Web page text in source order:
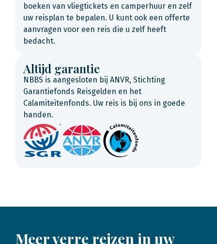
boeken van vliegtickets en camperhuur en zelf
uw reisplan te bepalen. U kunt ook een offerte
aanvragen voor een reis die u zelf heeft
bedacht.
Altijd garantie
NBBS is aangesloten bij ANVR, Stichting
Garantiefonds Reisgelden en het
Calamiteitenfonds. Uw reis is bij ons in goede
handen.
Meer verre reizen in uw